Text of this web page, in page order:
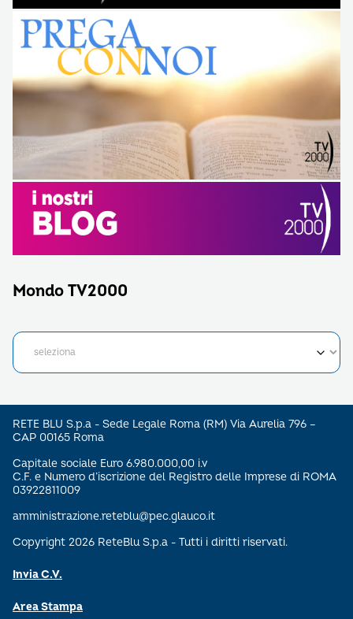
Mondo TV2000
RETE BLU S.p.a - Sede Legale Roma (RM) Via Aurelia 796 –
CAP 00165 Roma
Capitale sociale Euro 6.980.000,00 i.v
C.F. e Numero d’iscrizione del Registro delle Imprese di ROMA
03922811009
amministrazione.reteblu@pec.glauco.it
Copyright 2026 ReteBlu S.p.a - Tutti i diritti riservati.
Invia C.V.
Area Stampa